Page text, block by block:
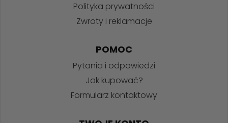
Polityka prywatności
Zwroty i reklamacje
POMOC
Pytania i odpowiedzi
Jak kupować?
Formularz kontaktowy